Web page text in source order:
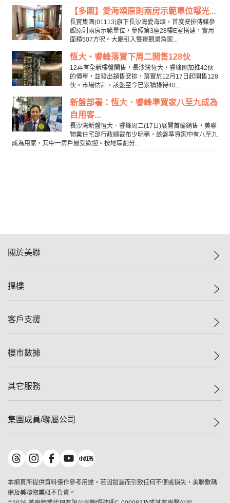
【多圖】愛海頌原則兩房示範單位曝光...
長實集團(01113)旗下長沙灣愛海頌，首度安排傳媒參
觀原則兩房示範單位，參照第3座28樓E室搭建，實用
面積507方呎。大廳引入雙邊觀景角窗...
恆大‧睿峰落實下周二開售128伙
12再有全新樓盤開售，長沙灣恆大‧睿峰剛加推42伙
的價單，並發出銷售安排，落實於12月17日起開售128
伙。市場估計，該盤至今已累積錄得40...
新盤部署：恆大．睿峰準買家八至九成為
自用客...
長沙灣新盤恆大．睿峰周二(17日)展開首輪銷售，美聯
物業住宅部行政總裁布少明稱，該盤準買家中有八至九
成為用家，其中一房戶最受歡迎。按地區劃分...
關於美聯
美聯集團
人才招募
搵樓
一手新盤
減價
美聯豪宅
獨家樓盤
租盤
客戶支援
自助放盤
查詢熱線
按揭計算機
負擔能力計算機
轉按計算機
繳款方式
樓市數據
樓價指數
歷史成交
屋苑成交排行榜
地區百科
其它服務
屋苑專頁
美聯精英會
美善會
集團成員/聯屬公司
美聯物業
鋑聯控股*
美聯工商舖*
美聯中國
本網頁所提供資料僅作參考用途。若因錯漏而引致任何不便或損失，美聯數碼
網及美聯物業概不負責。